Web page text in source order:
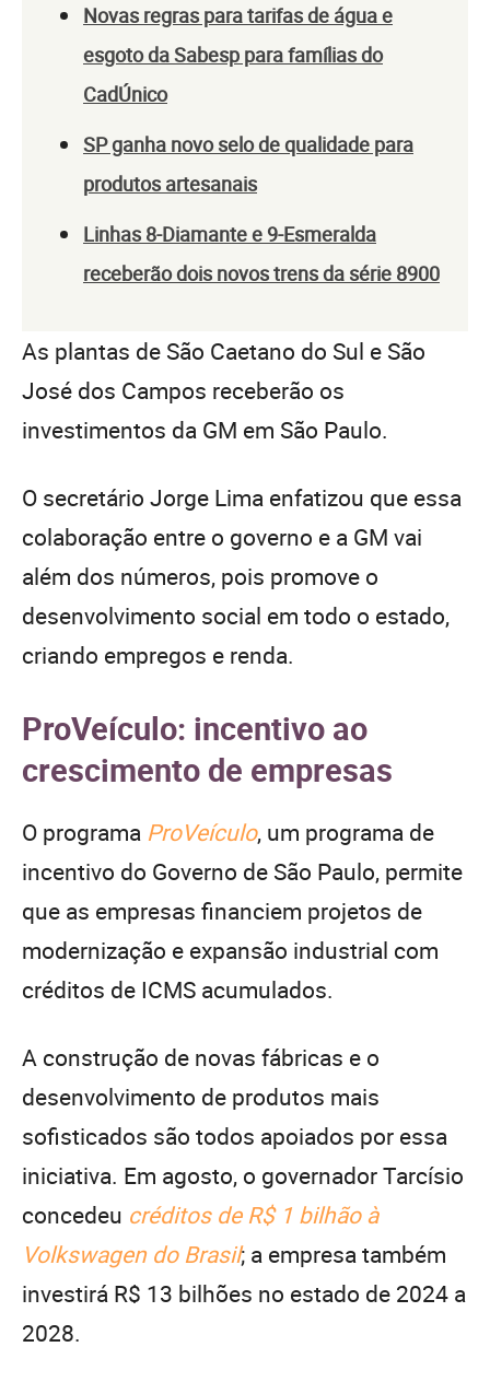
Novas regras para tarifas de água e
esgoto da Sabesp para famílias do
CadÚnico
SP ganha novo selo de qualidade para
produtos artesanais
Linhas 8-Diamante e 9-Esmeralda
receberão dois novos trens da série 8900
As plantas de São Caetano do Sul e São
José dos Campos receberão os
investimentos da GM em São Paulo.
O secretário Jorge Lima enfatizou que essa
colaboração entre o governo e a GM vai
além dos números, pois promove o
desenvolvimento social em todo o estado,
criando empregos e renda.
ProVeículo: incentivo ao
crescimento de empresas
O programa ProVeículo, um programa de
incentivo do Governo de São Paulo, permite
que as empresas financiem projetos de
modernização e expansão industrial com
créditos de ICMS acumulados.
A construção de novas fábricas e o
desenvolvimento de produtos mais
sofisticados são todos apoiados por essa
iniciativa. Em agosto, o governador Tarcísio
concedeu créditos de R$ 1 bilhão à
Volkswagen do Brasil; a empresa também
investirá R$ 13 bilhões no estado de 2024 a
2028.